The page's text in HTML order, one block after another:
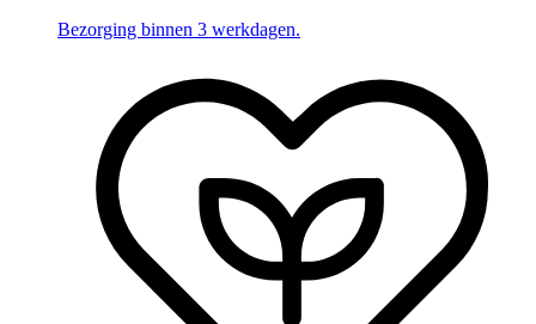
Bezorging binnen 3 werkdagen.